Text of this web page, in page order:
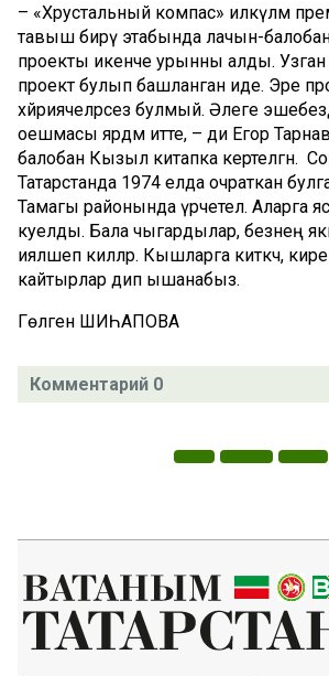
– «Хрустальный компас» илкүләм
тавыш бирү этабында лачын-
проекты икенче урынны алды.
проект булып башланган иде. Эре
хәйриячеләрсез булмый. Әлеге
оешмасы ярдәм итте, – ди Егор
балобан Кызыл китапка кертелгән.
Татарстанда 1974 елда очраткан
Тамагы районында үрчетелә. Аларга
куелды. Бала чыгардылар, безнең
ияләшеп киләләр. Кышларга киткәч, кире
кайтырлар дип ышанабыз.
Гөлгенә ШИҺАПОВА
Комментарий 0